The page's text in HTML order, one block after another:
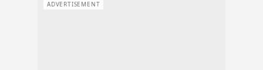
ADVERTISEMENT